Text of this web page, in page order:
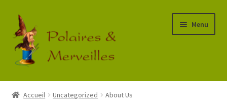
Aller
à
la
navigation
Aller
au
contenu
Menu
Accueil
Accueil Uncategorized About Us